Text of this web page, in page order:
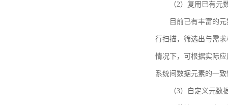
（2）复用已有元
目前已有丰富的
行扫描，筛选出与需
情况下，可根据实际
系统间数据元素的一致
（3）自定义元数